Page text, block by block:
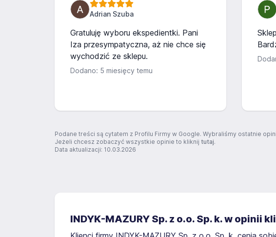
Adrian Szuba
Gratuluję wyboru ekspedientki. Pani
Iza przesympatyczna, aż nie chce się
wychodzić ze sklepu.
Dodano: 5 miesięcy temu
Podane treści są cytatem z Profilu Firmy w Google. Wybraliśmy ostatnie
Jeżeli chcesz zobaczyć wszystkie opinie to kliknij tutaj.
Data aktualizacji: 10.03.2026
INDYK-MAZURY Sp. z o.o. Sp. k. w opinii